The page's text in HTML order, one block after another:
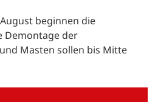
beginnen die
Demontage der
Masten sollen bis Mitte